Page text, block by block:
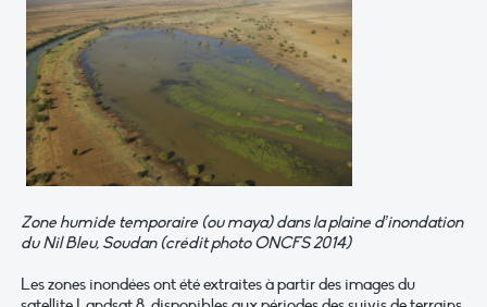
Zone humide temporaire (ou maya) dans la plaine d’inondation
du Nil Bleu, Soudan (crédit photo ONCFS 2014)
Les zones inondées ont été extraites à partir des images du